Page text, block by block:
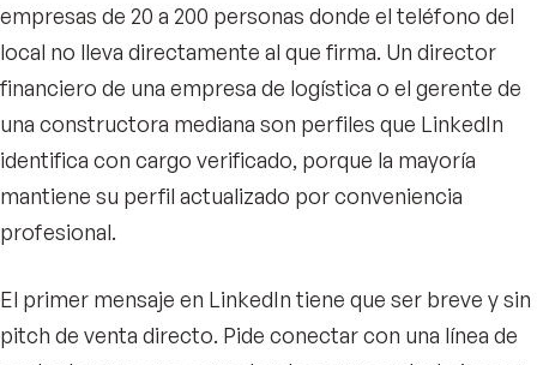
empresas de 20 a 200 personas donde el teléfono del
local no lleva directamente al que firma. Un director
financiero de una empresa de logística o el gerente de
una constructora mediana son perfiles que LinkedIn
identifica con cargo verificado, porque la mayoría
mantiene su perfil actualizado por conveniencia
profesional.
El primer mensaje en LinkedIn tiene que ser breve y sin
pitch de venta directo. Pide conectar con una línea de